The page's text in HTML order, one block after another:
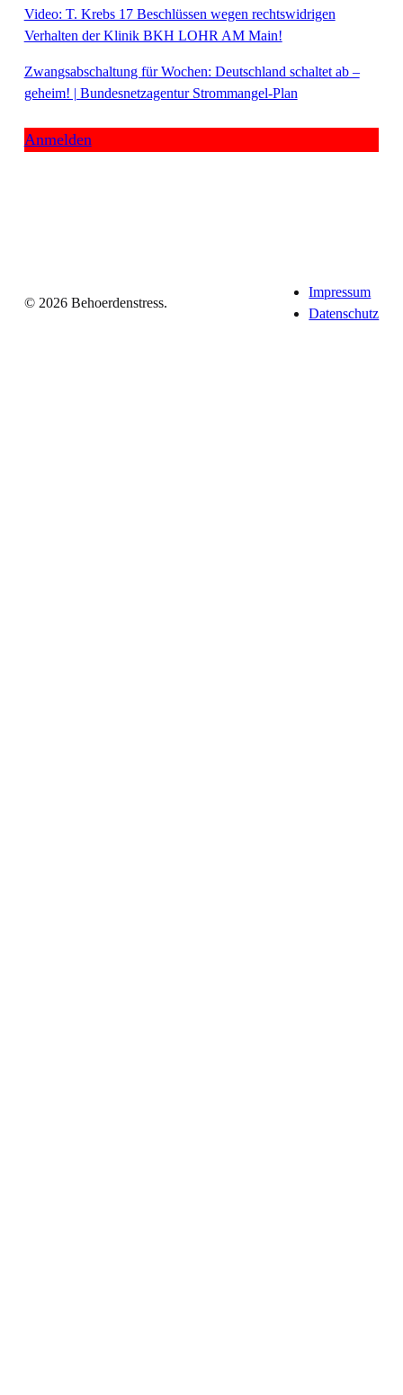
Video: T. Krebs 17 Beschlüssen wegen rechtswidrigen
Verhalten der Klinik BKH LOHR AM Main!
Zwangsabschaltung für Wochen: Deutschland schaltet ab –
geheim! | Bundesnetzagentur Strommangel-Plan
Anmelden
© 2026 Behoerdenstress.
Impressum
Datenschutz